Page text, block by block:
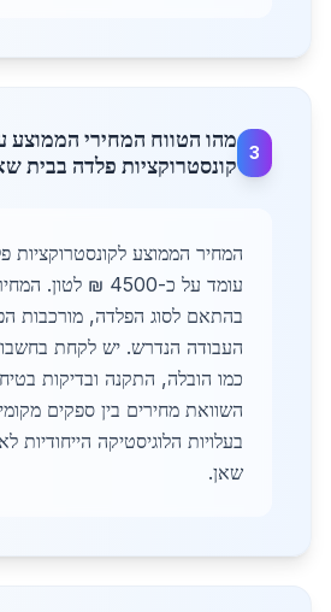
3
מהו הטווח המחירי הממוצע
קונסטרוקציות פלדה בבית
המחיר הממוצע לקונסטרוקציות
עומד על כ-4500 ₪
בהתאם לסוג הפלדה, מורכבות
העבודה הנדרש. יש לקחת בחשבון
כמו הובלה, התקנה ובדיקות
השוואת מחירים בין ספקים
בעלויות הלוגיסטיקה הייחודיות
שאן.